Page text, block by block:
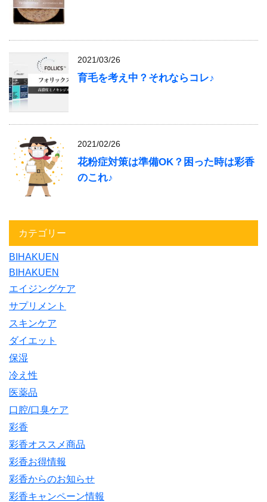
2021/03/26
育毛を考え中？それならコレ♪
2021/02/26
花粉症対策は準備OK？困った時は彩香
のこれ♪
カテゴリー
BIHAKUEN
BIHAKUEN
エイジングケア
サプリメント
スキンケア
ダイエット
保湿
冷え性
医薬品
口腔/口臭ケア
彩香
彩香オススメ商品
彩香お得情報
彩香からのお知らせ
彩香キャンペーン情報